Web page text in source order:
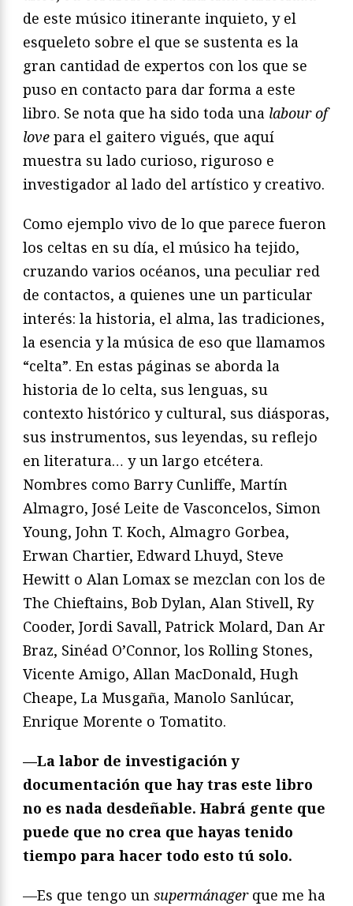
de este músico itinerante inquieto, y el
esqueleto sobre el que se sustenta es la
gran cantidad de expertos con los que se
puso en contacto para dar forma a este
libro. Se nota que ha sido toda una labour of
love para el gaitero vigués, que aquí
muestra su lado curioso, riguroso e
investigador al lado del artístico y creativo.
Como ejemplo vivo de lo que parece fueron
los celtas en su día, el músico ha tejido,
cruzando varios océanos, una peculiar red
de contactos, a quienes une un particular
interés: la historia, el alma, las tradiciones,
la esencia y la música de eso que llamamos
“celta”. En estas páginas se aborda la
historia de lo celta, sus lenguas, su
contexto histórico y cultural, sus diásporas,
sus instrumentos, sus leyendas, su reflejo
en literatura… y un largo etcétera.
Nombres como Barry Cunliffe, Martín
Almagro, José Leite de Vasconcelos, Simon
Young, John T. Koch, Almagro Gorbea,
Erwan Chartier, Edward Lhuyd, Steve
Hewitt o Alan Lomax se mezclan con los de
The Chieftains, Bob Dylan, Alan Stivell, Ry
Cooder, Jordi Savall, Patrick Molard, Dan Ar
Braz, Sinéad O’Connor, los Rolling Stones,
Vicente Amigo, Allan MacDonald, Hugh
Cheape, La Musgaña, Manolo Sanlúcar,
Enrique Morente o Tomatito.
—La labor de investigación y
documentación que hay tras este libro
no es nada desdeñable. Habrá gente que
puede que no crea que hayas tenido
tiempo para hacer todo esto tú solo.
—Es que tengo un supermánagerque me ha